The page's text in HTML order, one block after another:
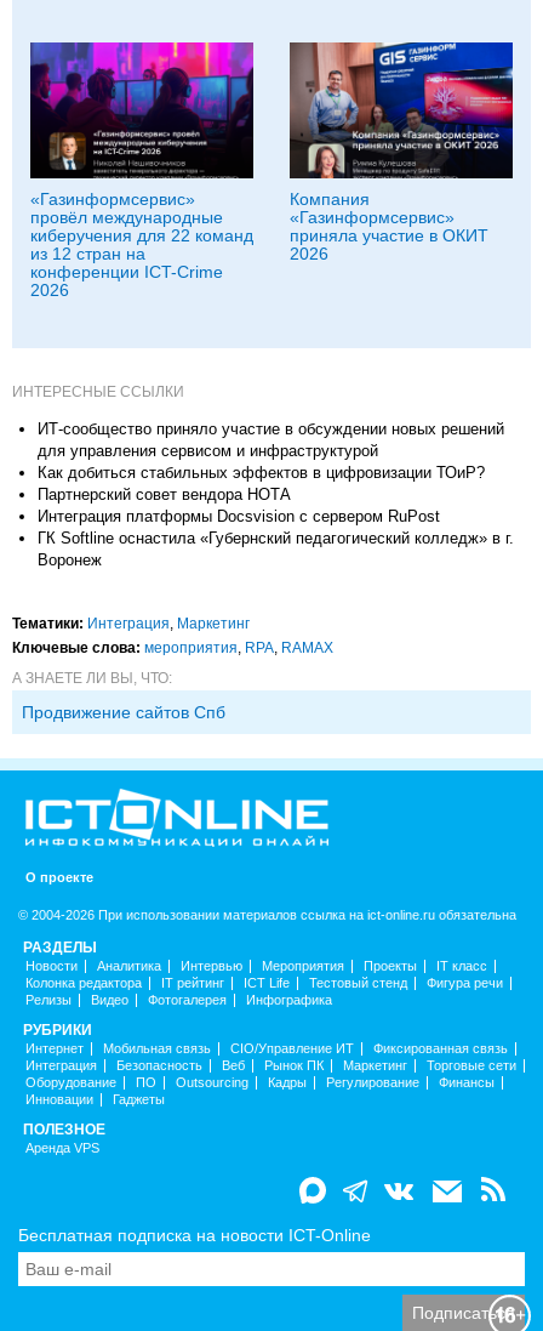
«Газинформсервис»
провёл международные
киберучения для 22 команд
из 12 стран на
конференции ICT-Crime
2026
Компания
«Газинформсервис»
приняла участие в ОКИТ
2026
ИНТЕРЕСНЫЕ ССЫЛКИ
ИТ-сообщество приняло участие в обсуждении новых решений
для управления сервисом и инфраструктурой
Как добиться стабильных эффектов в цифровизации ТОиР?
Партнерский совет вендора НОТА
Интеграция платформы Docsvision с сервером RuPost
ГК Softline оснастила «Губернский педагогический колледж» в г.
Воронеж
Тематики: Интеграция, Маркетинг
Ключевые слова: мероприятия, RPA, RAMAX
А ЗНАЕТЕ ЛИ ВЫ, ЧТО:
Продвижение сайтов Спб
О проекте
© 2004-2026 При использовании материалов ссылка на ict-online.ru обязательна
РАЗДЕЛЫ
Новости Аналитика Интервью Мероприятия Проекты
IT класс
Колонка редактора
IT рейтинг ICT Life Тестовый стенд
Фигура речи
Релизы
Видео Фотогалерея Инфографика
РУБРИКИ
Интернет Мобильная связь CIO/Управление ИТ
Фиксированная связь
Интеграция
Безопасность Веб Рынок ПК Маркетинг
Торговые сети
Оборудование
ПО Outsourcing Кадры Регулирование
Финансы
Инновации
Гаджеты
ПОЛЕЗНОЕ
Аренда VPS
Бесплатная подписка на новости ICT-Online